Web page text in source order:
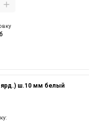
ярд.) ш.10 мм белый